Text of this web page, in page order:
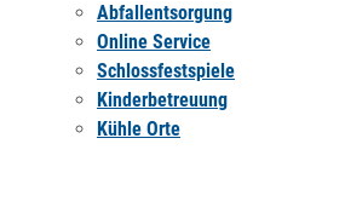
Abfallentsorgung
Online Service
Schlossfestspiele
Kinderbetreuung
Kühle Orte